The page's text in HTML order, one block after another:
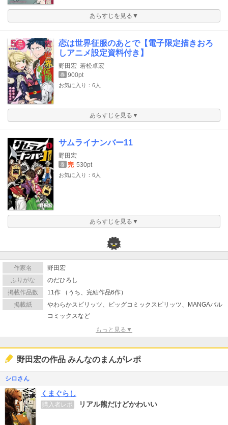
あらすじを見る▼
恋は世界征服のあとで【電子限定描きおろ
しアニメ設定資料付き】
野田宏 若松卓宏
巻 900pt
お気に入り：6人
あらすじを見る▼
サムライナンバー11
野田宏
巻 完 530pt
お気に入り：6人
あらすじを見る▼
作家名
野田宏
ふりがな
のだひろし
掲載作品数
11作 （うち、完結作品6作）
掲載紙
やわらかスピリッツ、ビッグコミックスピリッツ、MANGAバル
コミックスなど
もっと見る▼
野田宏の作品 みんなのまんがレポ
シロさん
くまぐらし
購入者レポ リアル熊だけどかわいい